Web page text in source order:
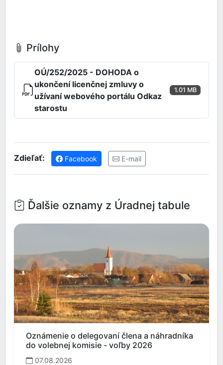
Prílohy
OÚ/252/2025 - DOHODA o
ukončení licenčnej zmluvy o
užívaní webového portálu Odkaz
starostu
1.01 MB
Zdieľať: Facebook E-mail
Ďalšie oznamy z Úradnej tabule
Oznámenie o delegovaní člena a náhradníka
do volebnej komisie - voľby 2026
07.08.2026